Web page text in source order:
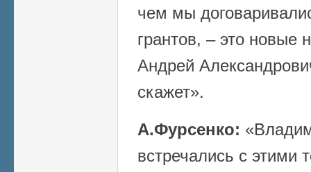
чем мы
грантов, – это новые
Андрей
скажет».
А.Фурсенко:
встречались с этими